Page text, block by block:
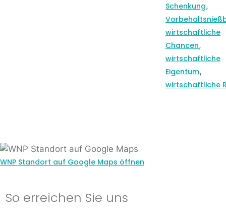
Schenkung,
wirtschaftliche
Chancen,
wirtschaftliche
Eigentum,
wirtschaftliche
WNP Standort auf Google Maps öffnen
So erreichen Sie uns